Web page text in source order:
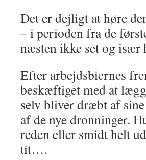
Det er dejligt at høre
– i perioden fra de
næsten ikke set og
Efter arbejdsbiernes
beskæftiget med at
selv bliver dræbt af
af de nye dronninger.
reden eller smidt helt
tit….